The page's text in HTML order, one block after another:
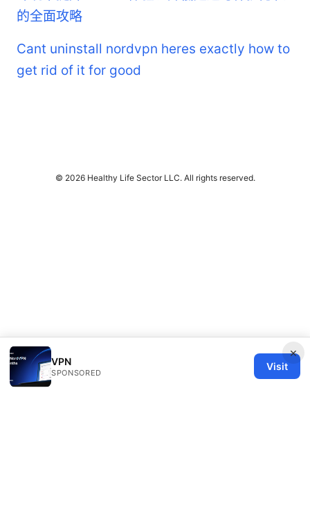
的全面攻略
Cant uninstall nordvpn heres exactly how to
get rid of it for good
×
VPN
SPONSORED
Visit
© 2026 Healthy Life Sector LLC. All rights reserved.